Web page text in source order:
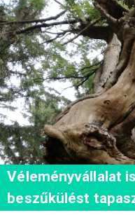
Véleményvállalat
beszűkülést